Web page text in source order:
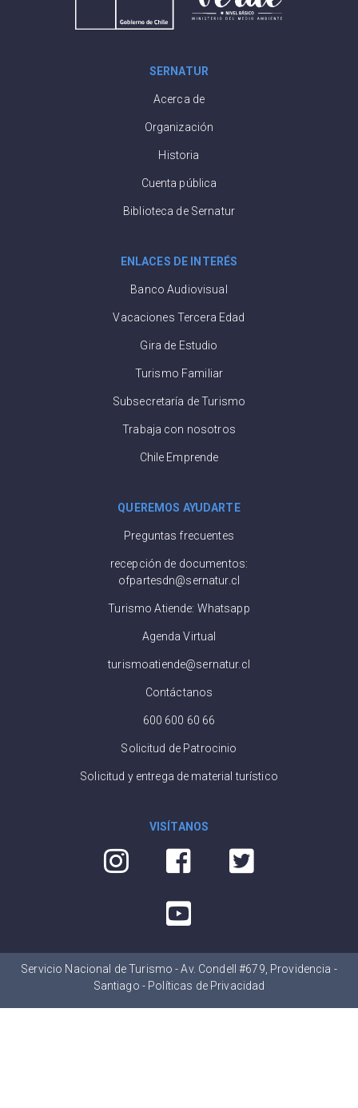
SERNATUR
Acerca de
Organización
Historia
Cuenta pública
Biblioteca de Sernatur
ENLACES DE INTERÉS
Banco Audiovisual
Vacaciones Tercera Edad
Gira de Estudio
Turismo Familiar
Subsecretaría de Turismo
Trabaja con nosotros
Chile Emprende
QUEREMOS AYUDARTE
Preguntas frecuentes
recepción de documentos:
ofpartesdn@sernatur.cl
Turismo Atiende: Whatsapp
Agenda Virtual
turismoatiende@sernatur.cl
Contáctanos
600 600 60 66
Solicitud de Patrocinio
Solicitud y entrega de material turístico
VISÍTANOS
Servicio Nacional de Turismo - Av. Condell #679, Providencia -
Santiago - Políticas de Privacidad